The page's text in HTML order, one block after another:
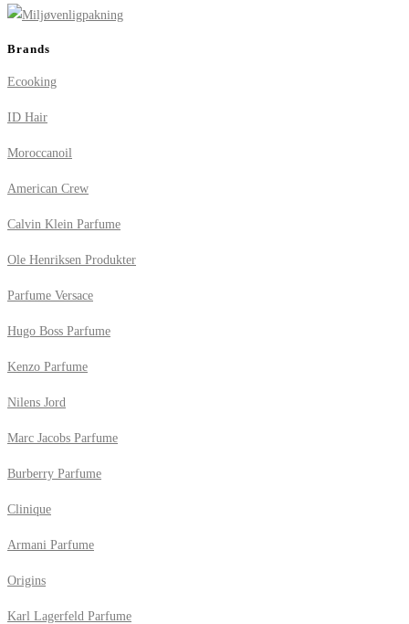
Brands
Ecooking
ID Hair
Moroccanoil
American Crew
Calvin Klein Parfume
Ole Henriksen Produkter
Parfume Versace
Hugo Boss Parfume
Kenzo Parfume
Nilens Jord
Marc Jacobs Parfume
Burberry Parfume
Clinique
Armani Parfume
Origins
Karl Lagerfeld Parfume